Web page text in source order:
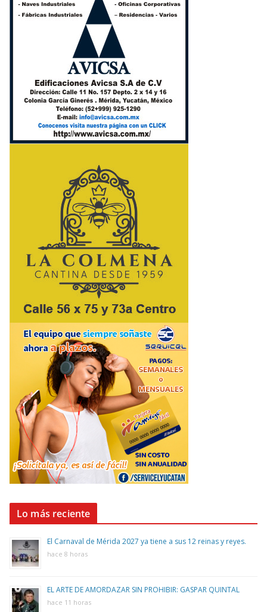
Lo más reciente
El Carnaval de Mérida 2027 ya tiene a sus 12 reinas y reyes.
hace 8 horas
EL ARTE DE AMORDAZAR SIN PROHIBIR: GASPAR QUINTAL
hace 11 horas